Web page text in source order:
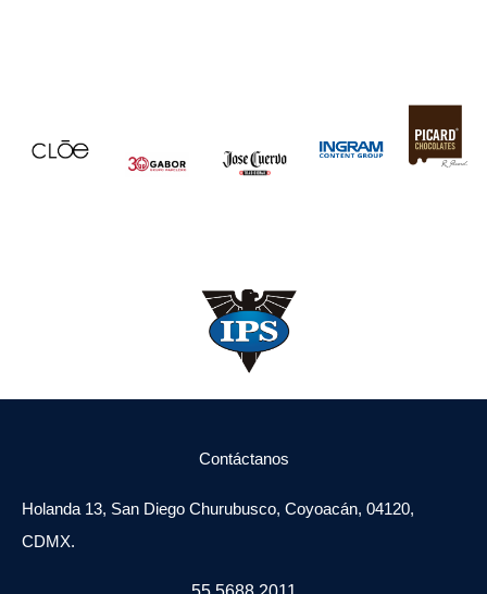
Contáctanos
Holanda 13, San Diego Churubusco, Coyoacán, 04120,
CDMX.